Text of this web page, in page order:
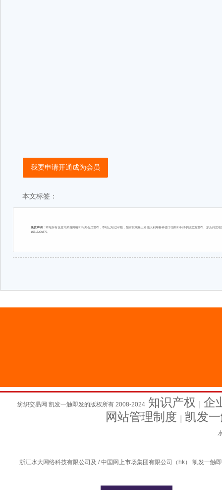
我要申请开通成为会员
本文标签：
免责声明： 本站所有信息均来自网络和相关会员发布，本站已经过审核，如有发现第三者他人利用各种借口理由和不择手段恶意发布、涉及到
15313206870。
纺织交易网 凯发一触即发的版权所有 2008-2024 知识产权
企
网站管理制度
凯发
浙江水大网络科技有限公司及 / 中国网上市场集团有限公司（hk） 凯发一触